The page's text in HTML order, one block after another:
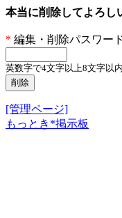
本当に削除してよろし
* 編集・削除パスワー
英数字で4文字以上8文字以内
[管理ページ]
もっとき*掲示板